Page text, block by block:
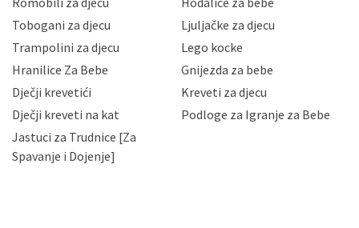
Vaših osobnih podataka te omogućava pristup i
priopćavanje osobnih podataka samo onim svojim
zaposlenicima kojima su isti potrebni radi provedbe
slučajevima koji su dozvoljeni zakonima. Napominjemo
da možete u svako doba, u potpunosti ili djelomice,
zatražiti prestanak aktivnosti obrade Vaših osobnih
podataka. Opoziv privole možete podnijeti poštom na
gore navedenu adresu ili e-mailom na adresu:
Tobogani za djecu
Ljuljačke za djecu
Trampolini za djecu
Lego kocke
Hranilice Za Bebe
Gnijezda za bebe
Dječji krevetići
Kreveti za djecu
Dječji kreveti na kat
Podloge za Igranje za Bebe
Jastuci za Trudnice [Za
Spavanje i Dojenje]